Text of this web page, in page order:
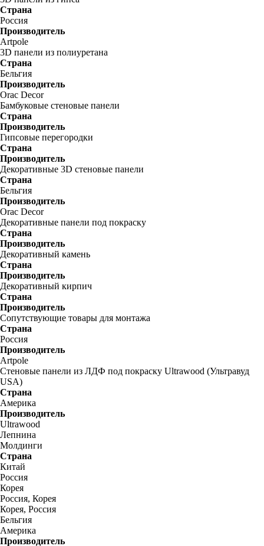
Страна
Россия
Производитель
Artpole
3D панели из полиуретана
Страна
Бельгия
Производитель
Orac Decor
Бамбуковые стеновые панели
Страна
Производитель
Гипсовые перегородки
Страна
Производитель
Декоративные 3D стеновые панели
Страна
Бельгия
Производитель
Orac Decor
Декоративные панели под покраску
Страна
Производитель
Декоративный камень
Страна
Производитель
Декоративный кирпич
Страна
Производитель
Сопутствующие товары для монтажа
Страна
Россия
Производитель
Artpole
Стеновые панели из ЛДФ под покраску Ultrawood (Ультравуд
USA)
Страна
Америка
Производитель
Ultrawood
Лепнина
Молдинги
Страна
Китай
Россия
Корея
Россия, Корея
Корея, Россия
Бельгия
Америка
Производитель